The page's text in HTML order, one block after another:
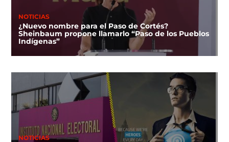
NOTICIAS
¿Nuevo nombre para el Paso de Cortés?
Sheinbaum propone llamarlo “Paso de los Pueblos
Indígenas”
NOTICIAS